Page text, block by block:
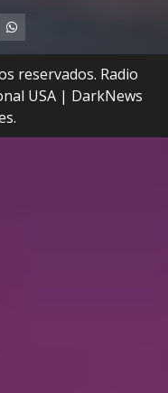
Whatsapp
reservados. Radio
USA | DarkNews